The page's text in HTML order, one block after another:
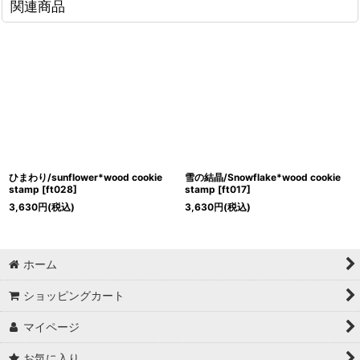
関連商品
ひまわり/sunflower*wood cookie
stamp [ft028]
3,630円(税込)
雪の結晶/Snowflake*wood cookie
stamp [ft017]
3,630円(税込)
ホーム
ショッピングカート
マイページ